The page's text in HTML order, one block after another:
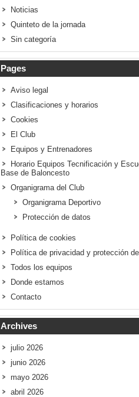
Noticias
Quinteto de la jornada
Sin categoría
Pages
Aviso legal
Clasificaciones y horarios
Cookies
El Club
Equipos y Entrenadores
Horario Equipos Tecnificación y
Base de Baloncesto
Organigrama del Club
Organigrama Deportivo
Protección de datos
Política de cookies
Política de privacidad y protección
Todos los equipos
Donde estamos
Contacto
Archives
julio 2026
junio 2026
mayo 2026
abril 2026